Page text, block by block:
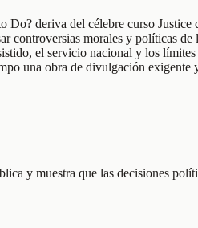
deriva del célebre curso
morales y políticas
el servicio nacional y los
una obra de divulgación
y muestra que las decisiones